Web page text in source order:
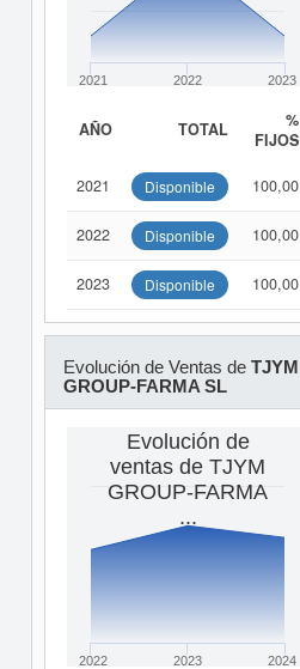
2021 2022 2023
AÑO TOTAL
%
FIJOS
2021 Disponible 100,00
2022 Disponible 100,00
2023 Disponible 100,00
Evolución de Ventas de TJYM
GROUP-FARMA SL
Evolución de
ventas de TJYM
GROUP-FARMA
...
2022 2023 2024